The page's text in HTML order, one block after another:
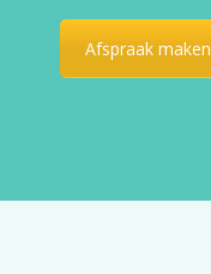
Afspraak maken